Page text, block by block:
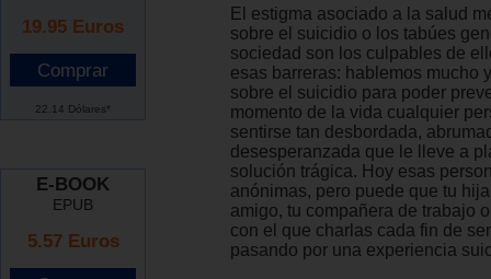
19.95 Euros
22.14 Dólares*
E-BOOK
EPUB
5.57 Euros
El estigma asociado a la salud
sobre el suicidio o los tabúes
sociedad son los culpables de
esas barreras: hablemos mucho
sobre el suicidio para poder
momento de la vida cualquier
sentirse tan desbordada,
desesperanzada que le lleve a
solución trágica. Hoy esas
anónimas, pero puede que tu
amigo, tu compañera de trabajo
con el que charlas cada fin de
pasando por una experiencia